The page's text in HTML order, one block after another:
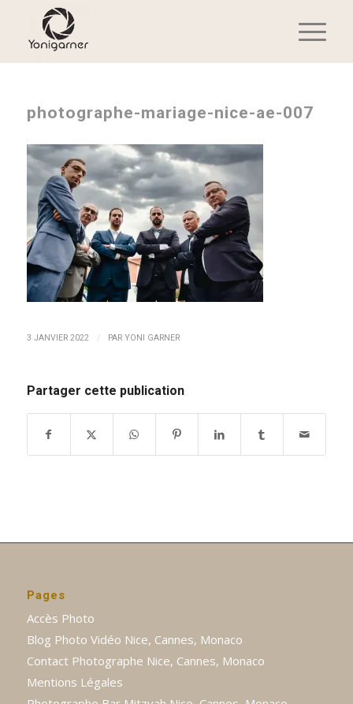
photographe-mariage-nice-ae-007
3 JANVIER 2022 / PAR YONI GARNER
Partager cette publication
Pages
Accès Photo
Blog Photo Vidéo Nice, Cannes, Monaco
Contact Photographe Nice, Cannes, Monaco
Mentions Légales